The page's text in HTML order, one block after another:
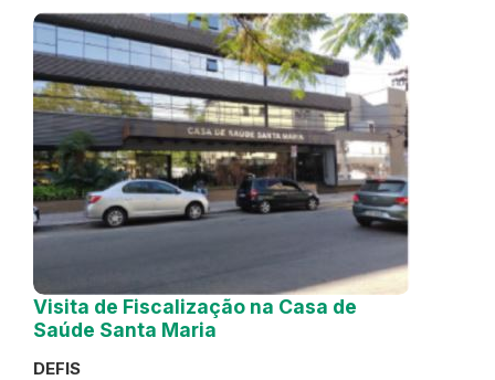
Visita de Fiscalização na Casa de
Saúde Santa Maria
DEFIS